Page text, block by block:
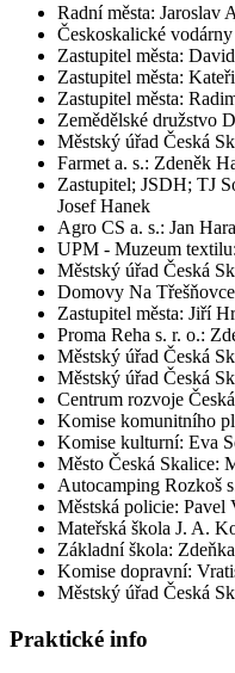
Radní města: Jaroslav
Českoskalické
Zastupitel města:
Zastupitel města:
Zastupitel města:
Zemědělské družstvo
Městský úřad Česká
Farmet a. s.: Zdeněk
Zastupitel; JSDH; TJ
Josef Hanek
Agro CS a. s.: Jan
UPM - Muzeum
Městský úřad Česká
Domovy Na
Zastupitel města: Jiří
Proma Reha s. r. o.:
Městský úřad Česká
Městský úřad Česká
Centrum rozvoje
Komise komunitního
Komise kulturní: Eva
Město Česká Skalice:
Autocamping Rozkoš
Městská policie: Pavel
Mateřská škola J. A.
Základní škola:
Komise dopravní:
Městský úřad Česká
Praktické info